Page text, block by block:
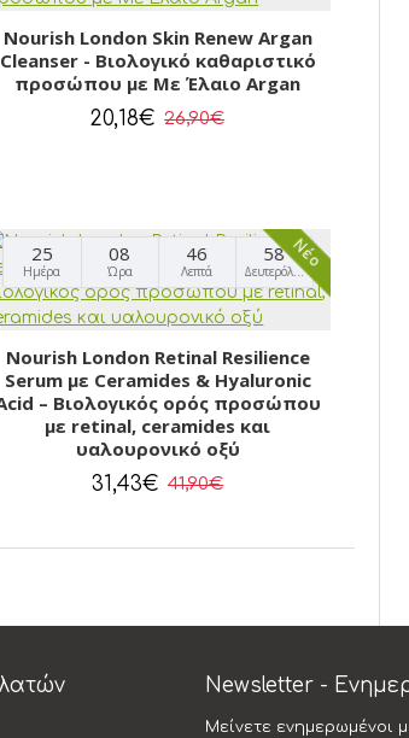
Nourish London Skin Renew Argan
Cleanser - Βιολογικό καθαριστικό
προσώπου με Με Έλαιο Argan
20,18€ 26,90€
Νέο
25
Ημέρα
08
Ώρα
46
Λεπτά
57
Δευτερόλεπτα
Nourish London Retinal Resilience
Serum με Ceramides & Hyaluronic
– Βιολογικός ορός προσώπου
με retinal, ceramides και
υαλουρονικό οξύ
31,43€ 41,90€
Newsletter -
Μείνετε ενημερωμένοι